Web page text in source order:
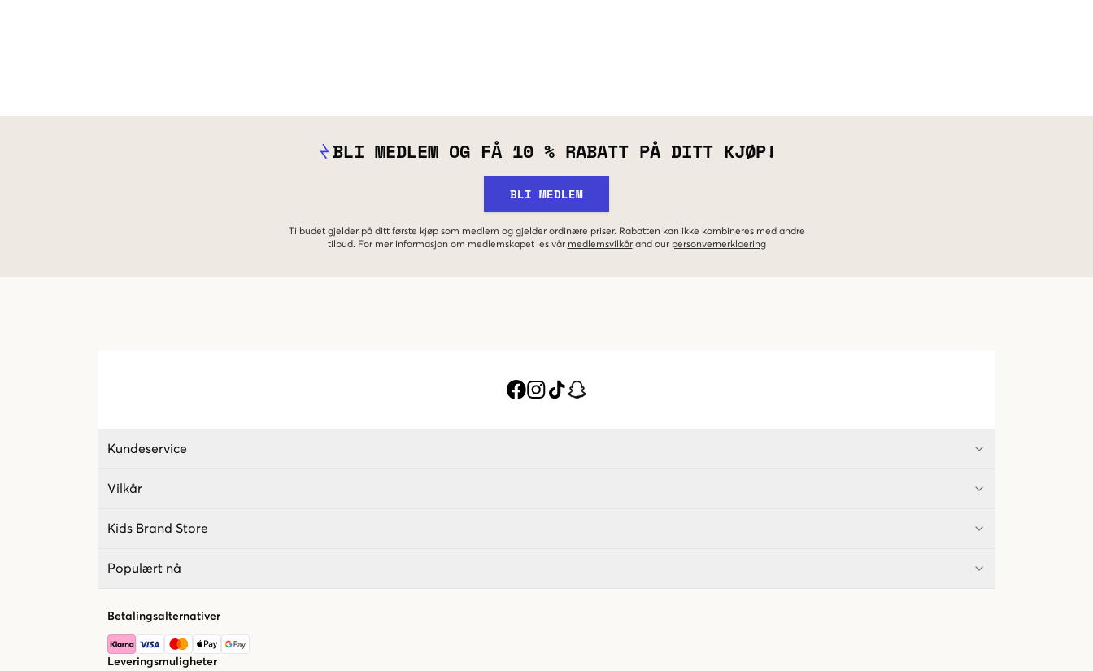
BLI MEDLEM OG FÅ 10 % RABATT PÅ DITT KJØP!
BLI MEDLEM
Tilbudet gjelder på ditt første kjøp som medlem og gjelder ordinære priser. Rabatten kan ikke kombineres med andre
tilbud. For mer informasjon om medlemskapet les vår medlemsvilkår and our personvernerklaering
Kundeservice
Vilkår
Kids Brand Store
Populært nå
Betalingsalternativer
Leveringsmuligheter